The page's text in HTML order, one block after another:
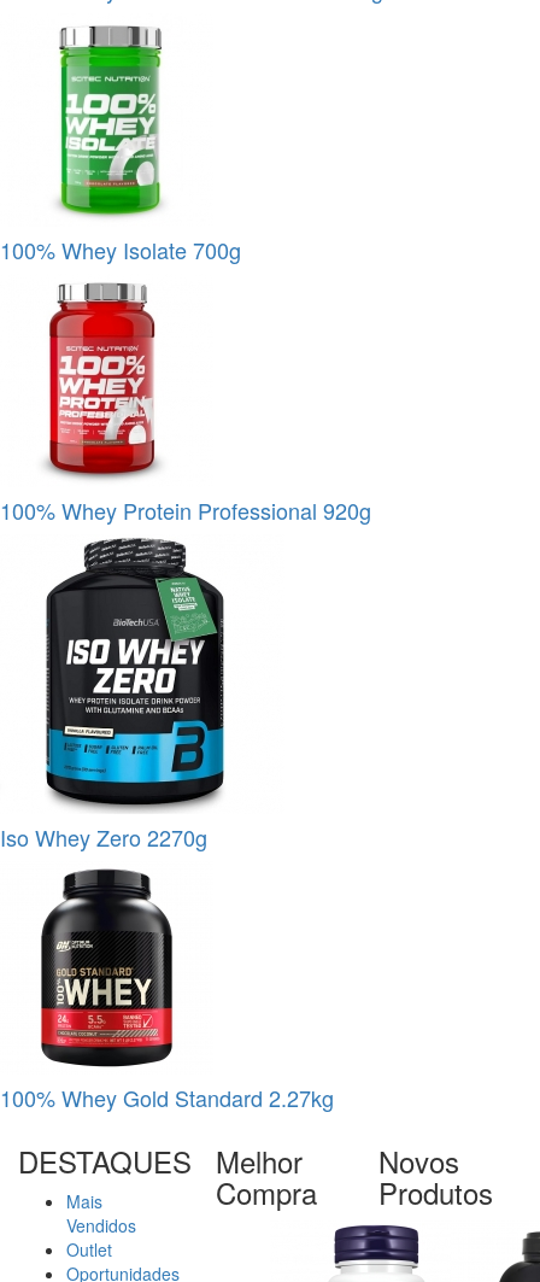
100% Whey Isolate 700g
100% Whey Protein Professional 920g
Iso Whey Zero 2270g
100% Whey Gold Standard 2.27kg
DESTAQUES
Mais
Vendidos
Outlet
Oportunidades
Melhor
Compra
Novos
Produtos